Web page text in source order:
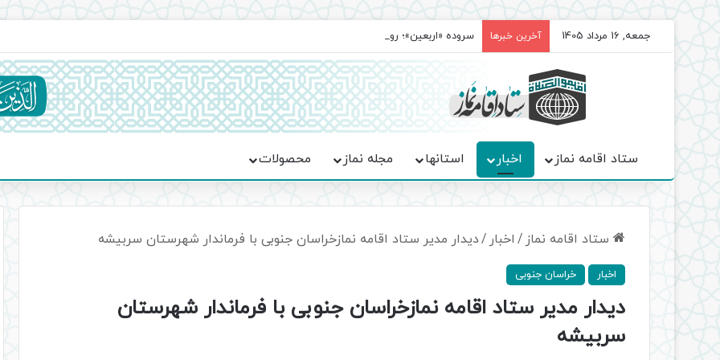
جمعه, 16 مرداد 1405 آخرین خبرها سروده‌ «اربعین»؛ روایت حماسه، استقامت و تمدن‌سازی امت اسلامی
ستاد اقامه نماز اخبار استانها مجله نماز محصولات
ستاد اقامه نماز / اخبار /دیدار مدیر ستاد اقامه نمازخراسان جنوبی با فرماندار شهرستان سربیشه
اخبار خراسان جنوبی
دیدار مدیر ستاد اقامه نمازخراسان جنوبی با فرماندار شهرستان
سربیشه